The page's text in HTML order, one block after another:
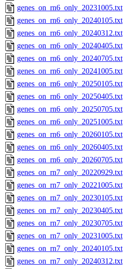
genes_on_rn6_only_20231005.txt
genes_on_rn6_only_20240105.txt
genes_on_rn6_only_20240312.txt
genes_on_rn6_only_20240405.txt
genes_on_rn6_only_20240705.txt
genes_on_rn6_only_20241005.txt
genes_on_rn6_only_20250105.txt
genes_on_rn6_only_20250405.txt
genes_on_rn6_only_20250705.txt
genes_on_rn6_only_20251005.txt
genes_on_rn6_only_20260105.txt
genes_on_rn6_only_20260405.txt
genes_on_rn6_only_20260705.txt
genes_on_rn7_only_20220929.txt
genes_on_rn7_only_20221005.txt
genes_on_rn7_only_20230105.txt
genes_on_rn7_only_20230405.txt
genes_on_rn7_only_20230705.txt
genes_on_rn7_only_20231005.txt
genes_on_rn7_only_20240105.txt
genes_on_rn7_only_20240312.txt